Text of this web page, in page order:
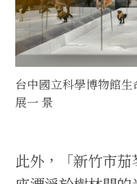
台中國立科學博物館
展一 景
此外，「新竹市